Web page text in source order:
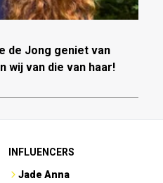
de Jong geniet van
wij van die van haar!
INFLUENCERS
Jade Anna